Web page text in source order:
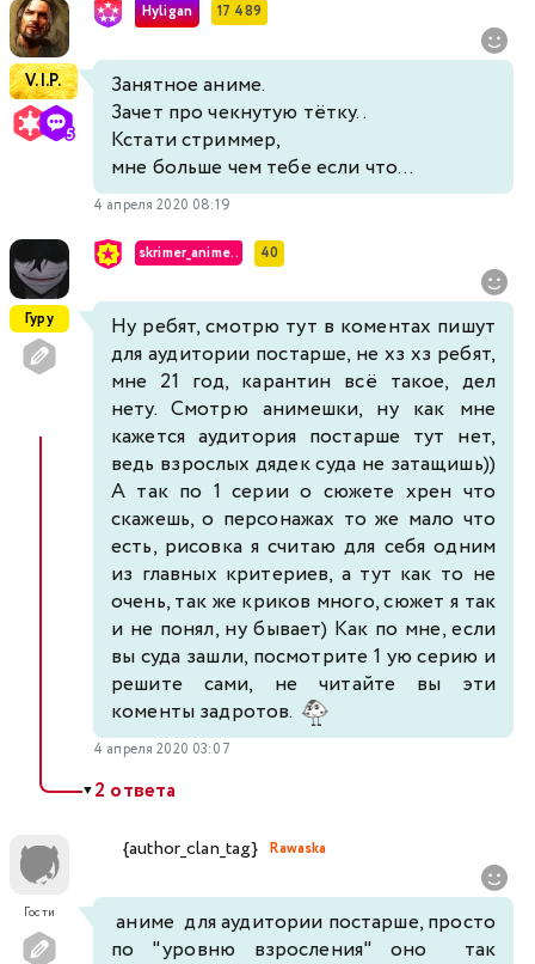
V.I.P.
Hyligan 17 489
Занятное аниме.
Зачет про чекнутую тётку..
Кстати стриммер,
мне больше чем тебе если что...
4 апреля 2020 08:19
Гуру
skrimer_anime.. 40
Ну ребят, смотрю тут в коментах пишут
для аудитории постарше, не хз хз ребят,
мне 21 год, карантин всё такое, дел
нету. Смотрю анимешки, ну как мне
кажется аудитория постарше тут нет,
ведь взрослых дядек суда не затащишь))
А так по 1 серии о сюжете хрен что
скажешь, о персонажах то же мало что
есть, рисовка я считаю для себя одним
из главных критериев, а тут как то не
очень, так же криков много, сюжет я так
и не понял, ну бывает) Как по мне, если
вы суда зашли, посмотрите 1 ую серию и
решите сами, не читайте вы эти
коменты задротов.
4 апреля 2020 03:07
▼2 ответа
Гости
{author_clan_tag} Rawaska
аниме для аудитории постарше, просто
по "уровню взросления" оно так